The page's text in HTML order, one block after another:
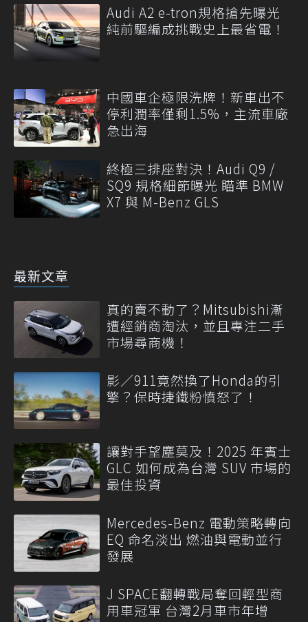
Audi A2 e-tron規格搶先曝光
純前驅編成挑戰史上最省電！
中國車企極限洗牌！新車出不
停利潤率僅剩1.5%，主流車廠
急出海
終極三排座對決！Audi Q9 /
SQ9 規格細節曝光 瞄準 BMW
X7 與 M-Benz GLS
最新文章
真的賣不動了？Mitsubishi漸
遭經銷商淘汰，並且專注二手
市場尋商機！
影／911竟然換了Honda的引
擎？保時捷鐵粉憤怒了！
讓對手望塵莫及！2025 年賓士
GLC 如何成為台灣 SUV 市場的
最佳投資
Mercedes-Benz 電動策略轉向
EQ 命名淡出 燃油與電動並行
發展
J SPACE翻轉戰局奪回輕型商
用車冠軍 台灣2月車市年增